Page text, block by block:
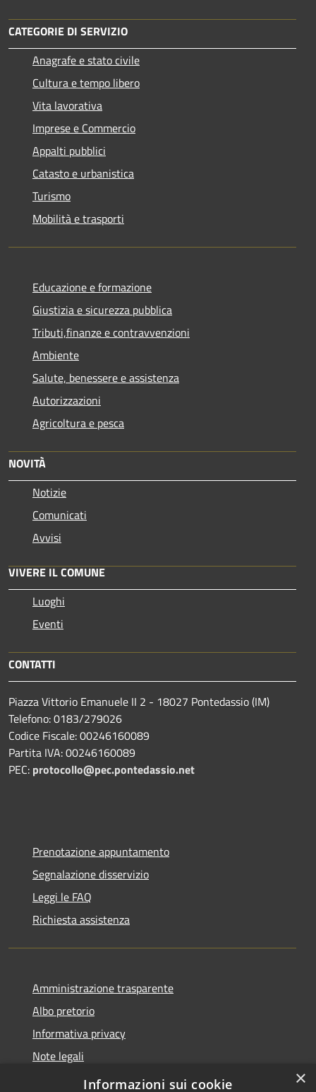
CATEGORIE DI SERVIZIO
Anagrafe e stato civile
Cultura e tempo libero
Vita lavorativa
Imprese e Commercio
Appalti pubblici
Catasto e urbanistica
Turismo
Mobilità e trasporti
Educazione e formazione
Giustizia e sicurezza pubblica
Tributi,finanze e contravvenzioni
Ambiente
Salute, benessere e assistenza
Autorizzazioni
Agricoltura e pesca
NOVITÀ
Notizie
Comunicati
Avvisi
VIVERE IL COMUNE
Luoghi
Eventi
CONTATTI
Piazza Vittorio Emanuele II 2 - 18027 Pontedassio (IM)
Telefono: 0183/279026
Codice Fiscale: 00246160089
Partita IVA: 00246160089
PEC: protocollo@pec.pontedassio.net
Prenotazione appuntamento
Segnalazione disservizio
Leggi le FAQ
Richiesta assistenza
Amministrazione trasparente
Albo pretorio
Informativa privacy
Note legali
Dichiarazione di accessibilità
×
Informazioni sui cookie